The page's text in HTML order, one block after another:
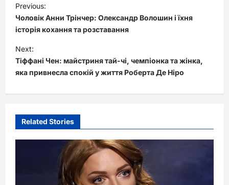
o
s
t
n
a
v
g
a
Previous:
Чоловік Анни Трінчер: Олександр Волошин і їхня
історія кохання та розставання
Next:
Тіффані Чен: майстриня тай-чі, чемпіонка та жінка,
яка привнесла спокій у життя Роберта Де Ніро
Related Stories